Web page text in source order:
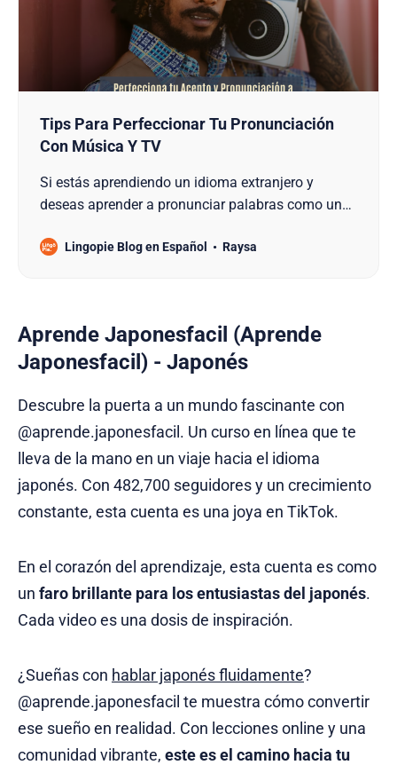
Tips Para Perfeccionar Tu Pronunciación
Con Música Y TV
Si estás aprendiendo un idioma extranjero y
deseas aprender a pronunciar palabras como un
porque aquí encontrarás consejos y trucos útiles
Lingopie Blog en Español Raysa
Aprende Japonesfacil (Aprende
Japonesfacil) - Japonés
Descubre la puerta a un mundo fascinante con
@aprende.japonesfacil. Un curso en línea que te
lleva de la mano en un viaje hacia el idioma
japonés. Con 482,700 seguidores y un crecimiento
constante, esta cuenta es una joya en TikTok.
En el corazón del aprendizaje, esta cuenta es como
un faro brillante para los entusiastas del japonés.
Cada video es una dosis de inspiración.
¿Sueñas con hablar japonés fluidamente?
@aprende.japonesfacil te muestra cómo convertir
ese sueño en realidad. Con lecciones online y una
comunidad vibrante, este es el camino hacia tu